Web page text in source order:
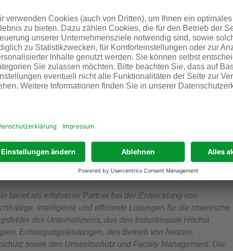
in den Stadtteilen Sindlingen, Zeilsheim, Unterliederbach,
des Industrieparks Höchst investiert rund 310.000 Euro
Modernisierung der Sirenentechnik gewährleisten wir, dass
auch weiterhin sichergestellt ist und in die modernen
Leiter der Werkfeuerwehr von Infraserv Höchst.
liegt in ihrer verbesserten Integration mit den Systemen
die Sirenen nicht nur durch die Berufsfeuerwehr direkt
für Bevölkerungsschutz und Katastrophenhilfe
Warnsystem).
bis zum 5. Juli andauern.
bietet als erfahrener Partner bei der Entwicklung von
intelligente und effiziente Lösungen für die chemische
des Unternehmens, das den Industriepark Höchst
Entsorgungsleistungen, den Betrieb von Netzen,
sowie den Umweltschutz und Facility Management. Die